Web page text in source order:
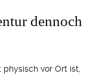
dennoch
vor Ort ist,